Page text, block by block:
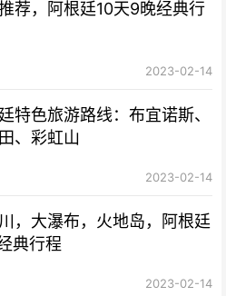
荐，阿根廷10天9晚经典行
2023-02-14
特色旅游路线：布宜诺斯、
、彩虹山
2023-02-14
，大瀑布，火地岛，阿根廷
典行程
2023-02-14